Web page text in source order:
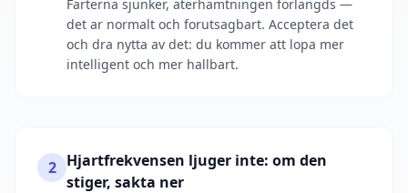
Farterna sjunker, aterhamtningen forlangds —
det ar normalt och forutsagbart. Acceptera det
och dra nytta av det: du kommer att lopa mer
intelligent och mer hallbart.
2 Hjartfrekvensen ljuger inte: om den
stiger, sakta ner